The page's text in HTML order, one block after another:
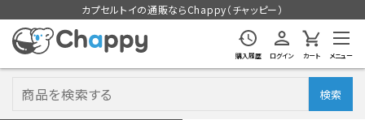
カプセルトイの通販ならChappy（チャッピー）
購入履歴 ログイン カート メニュー
検索